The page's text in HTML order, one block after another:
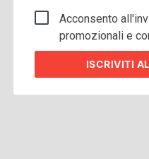
Acconsento
promozionali e
ISCRIVITI